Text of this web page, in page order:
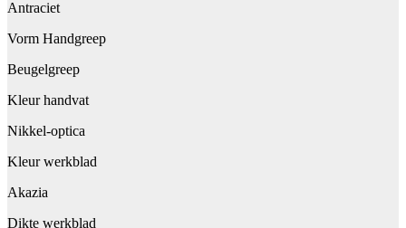
Antraciet
Vorm Handgreep
Beugelgreep
Kleur handvat
Nikkel-optica
Kleur werkblad
Akazia
Dikte werkblad